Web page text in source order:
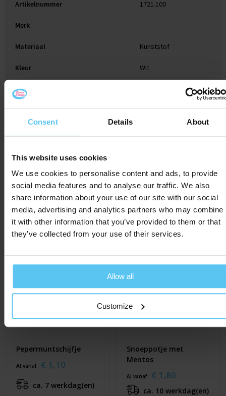
Consent Details About
This website uses cookies
We use cookies to personalise content and ads, to provide
social media features and to analyse our traffic. We also
share information about your use of our site with our social
media, advertising and analytics partners who may combine
it with other information that you’ve provided to them or that
they’ve collected from your use of their services.
Allow all
Customize
Artikelnummer 1721.100
Merk
Materiaal Kunststof
Kleur Wit
Hoogte
Breedte 6.4 cm
Gerelateerde producten
Pepermuntschijfje
Al vanaf € 1,10
ca. 7 werkdag(en)
Snoeppotje met
Mentos
Al vanaf € 1,80
ca. 10 werkdag(en)